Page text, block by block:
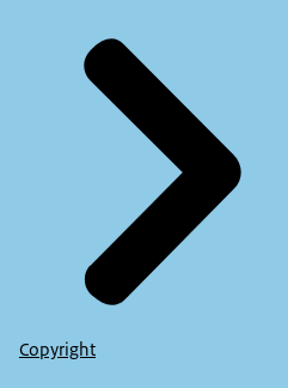
Copyright